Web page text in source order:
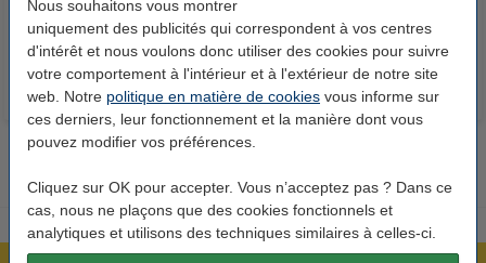
Nous souhaitons vous montrer
uniquement des publicités qui correspondent à vos centres
d'intérêt et nous voulons donc utiliser des cookies pour suivre
votre comportement à l'intérieur et à l'extérieur de notre site
web. Notre politique en matière de cookies vous informe sur
ces derniers, leur fonctionnement et la manière dont vous
pouvez modifier vos préférences.
Cliquez sur OK pour accepter. Vous n’acceptez pas ? Dans ce
cas, nous ne plaçons que des cookies fonctionnels et
analytiques et utilisons des techniques similaires à celles-ci.
14,95 €